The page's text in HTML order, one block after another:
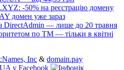
-50% на реєстрацію домену
домен уже зараз
DirectAdmin — лише до 20 травня
по ТМ — тільки в квітні
Inc & domain.pay